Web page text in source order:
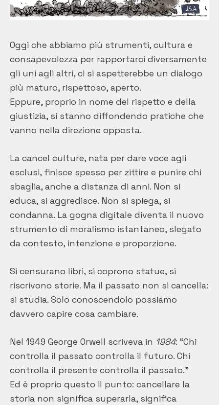
Oggi che abbiamo più strumenti, cultura e
consapevolezza per rapportarci diversamente
gli uni agli altri, ci si aspetterebbe un dialogo
più maturo, rispettoso, aperto.
Eppure, proprio in nome del rispetto e della
giustizia, si stanno diffondendo pratiche che
vanno nella direzione opposta.
La cancel culture, nata per dare voce agli
esclusi, finisce spesso per zittire e punire chi
sbaglia, anche a distanza di anni. Non si
educa, si aggredisce. Non si spiega, si
condanna. La gogna digitale diventa il nuovo
strumento di moralismo istantaneo, slegato
da contesto, intenzione e proporzione.
Si censurano libri, si coprono statue, si
riscrivono storie. Ma il passato non si cancella:
si studia. Solo conoscendolo possiamo
davvero capire cosa cambiare.
Nel 1949 George Orwell scriveva in 1984: “Chi
controlla il passato controlla il futuro. Chi
controlla il presente controlla il passato.”
Ed è proprio questo il punto: cancellare la
storia non significa superarla, significa